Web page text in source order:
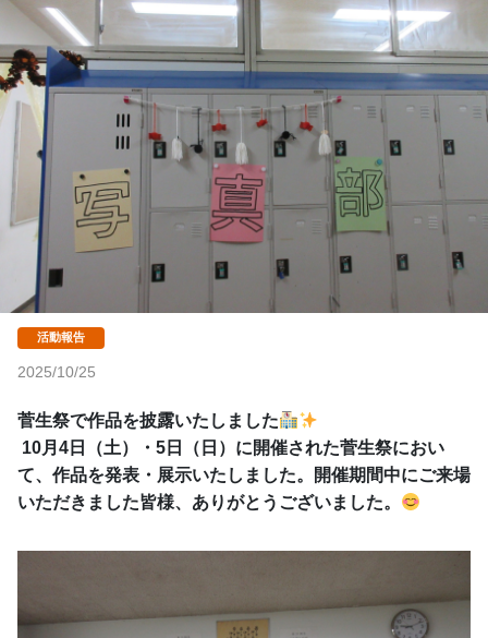
2025/10/25
菅生祭で作品を披露いたしました
て、作品を発表・展示いたしました。開催期間中にご来場
いただきました皆様、ありがとうございました。